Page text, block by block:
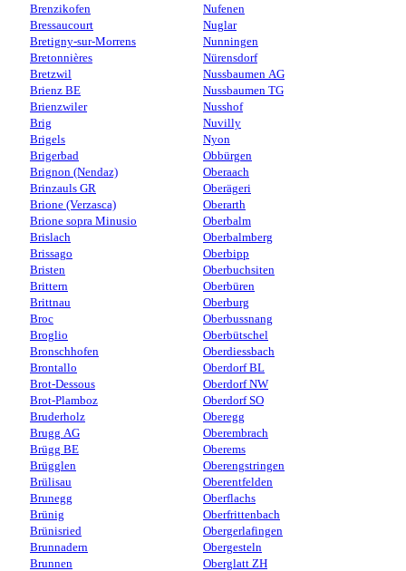
Brenzikofen
Bressaucourt
Bretigny-sur-Morrens
Bretonnières
Bretzwil
Brienz BE
Brienzwiler
Brig
Brigels
Brigerbad
Brignon (Nendaz)
Brinzauls GR
Brione (Verzasca)
Brione sopra Minusio
Brislach
Brissago
Bristen
Brittern
Brittnau
Broc
Broglio
Bronschhofen
Brontallo
Brot-Dessous
Brot-Plamboz
Bruderholz
Brugg AG
Brügg BE
Brügglen
Brülisau
Brunegg
Brünig
Brünisried
Brunnadern
Brunnen
Nufenen
Nuglar
Nunningen
Nürensdorf
Nussbaumen AG
Nussbaumen TG
Nusshof
Nuvilly
Nyon
Obbürgen
Oberaach
Oberägeri
Oberarth
Oberbalm
Oberbalmberg
Oberbipp
Oberbuchsiten
Oberbüren
Oberburg
Oberbussnang
Oberbütschel
Oberdiessbach
Oberdorf BL
Oberdorf NW
Oberdorf SO
Oberegg
Oberembrach
Oberems
Oberengstringen
Oberentfelden
Oberflachs
Oberfrittenbach
Obergerlafingen
Obergesteln
Oberglatt ZH